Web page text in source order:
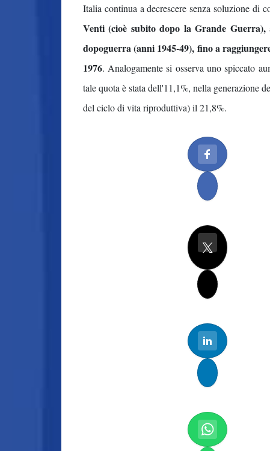
Italia continua a decrescere senza soluzione di
Venti (cioè subito dopo la Grande
dopoguerra (anni 1945-49), fino a
1976. Analogamente si osserva uno spiccato
tale quota è stata dell'11,1%, nella generazione
del ciclo di vita riproduttiva) il 21,8%.